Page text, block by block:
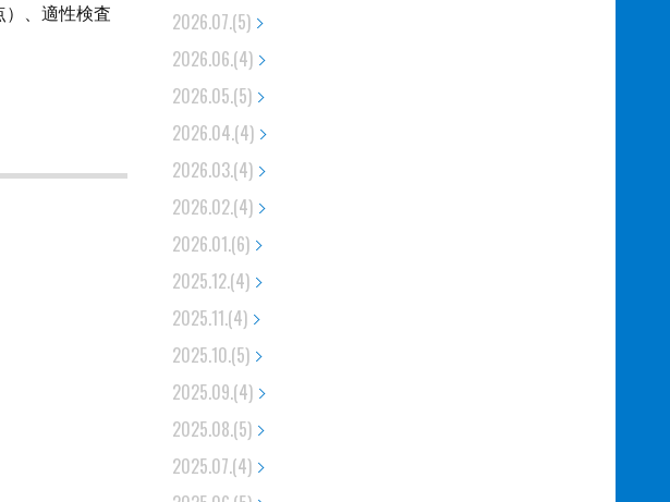
）、適性検査
2026.07.(5)
2026.06.(4)
2026.05.(5)
2026.04.(4)
2026.03.(4)
2026.02.(4)
2026.01.(6)
2025.12.(4)
2025.11.(4)
2025.10.(5)
2025.09.(4)
2025.08.(5)
2025.07.(4)